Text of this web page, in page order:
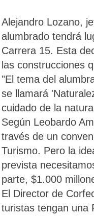
Alejandro Lozano,
alumbrado tendrá
Carrera 15. Esta
las construcciones
"El tema del
se llamará
cuidado de la
Según Leobardo
través de un
Turismo. Pero la
prevista
parte, $1.000
El Director de
turistas tengan una